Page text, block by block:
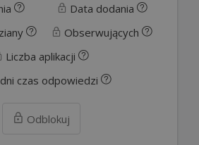
Data dodania
Obserwujących
Liczba aplikacji
czas odpowiedzi
Odblokuj